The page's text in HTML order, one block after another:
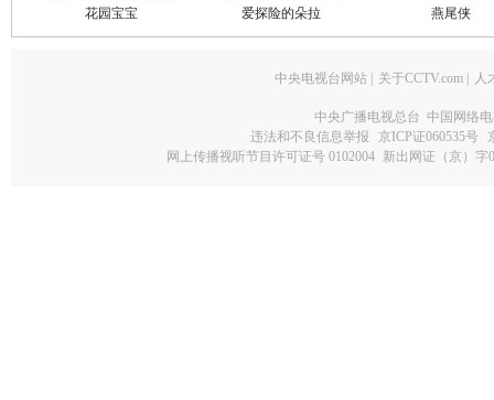
花园宝宝 爱探险的朵拉 燕尾侠
中央电视台网站 关于CCTV.com 人
中央广播电视总台 中国网络
违法和不良信息举报
京ICP证060535号
网上传播视听节目许可证号 0102004 新出网证（京）